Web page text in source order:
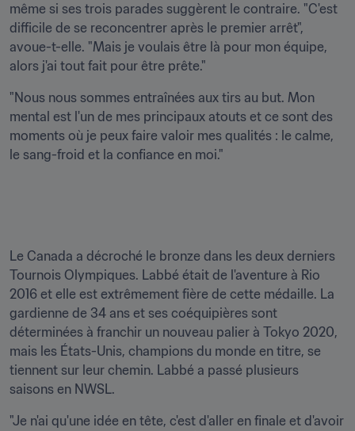
même si ses trois parades suggèrent le contraire. "C'est
difficile de se reconcentrer après le premier arrêt",
avoue-t-elle. "Mais je voulais être là pour mon équipe,
alors j'ai tout fait pour être prête."
"Nous nous sommes entraînées aux tirs au but. Mon
mental est l'un de mes principaux atouts et ce sont des
moments où je peux faire valoir mes qualités : le calme,
le sang-froid et la confiance en moi."
Le Canada a décroché le bronze dans les deux derniers
Tournois Olympiques. Labbé était de l'aventure à Rio
2016 et elle est extrêmement fière de cette médaille. La
gardienne de 34 ans et ses coéquipières sont
déterminées à franchir un nouveau palier à Tokyo 2020,
mais les États-Unis, champions du monde en titre, se
tiennent sur leur chemin. Labbé a passé plusieurs
saisons en NWSL.
"Je n'ai qu'une idée en tête, c'est d'aller en finale et d'avoir